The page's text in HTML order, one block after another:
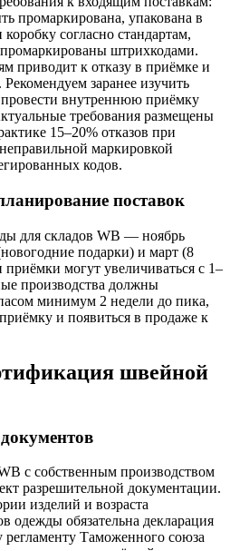
промаркирована, упакована в
согласно стандартам,
штрихкодами.
приводит к отказу в приёмке и
заранее изучить
внутреннюю приёмку
требования размещены
15–20% отказов при
маркировкой
кодов.
поставок
для складов WB — ноябрь
подарки) и март (8
могут увеличиваться с 1–
производства должны
минимум 2 недели до пика,
и появиться в продаже к
швейной
с собственным производством
разрешительной документации.
изделий и возраста
одежды обязательна декларация
регламенту Таможенного союза